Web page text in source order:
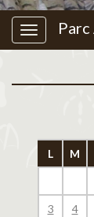
L M
3 4